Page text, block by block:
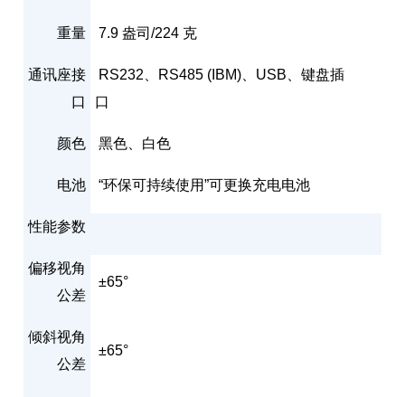
重量 7.9 盎司/224 克
通讯座接
口
RS232、RS485 (IBM)、USB、键盘插
口
颜色 黑色、白色
电池 “环保可持续使用”可更换充电电池
性能参数
偏移视角
公差
±65°
倾斜视角
公差
±65°